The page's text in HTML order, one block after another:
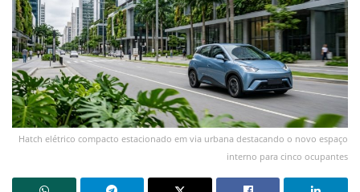
Hatch elétrico compacto estacionado em via urbana destacando o novo espaço
interno para cinco ocupantes